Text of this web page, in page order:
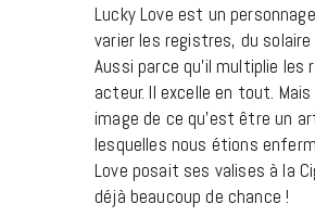
Lucky Love est un
varier les registres, du
Aussi parce qu’il multiplie
acteur. Il excelle en tout.
image de ce qu’est être un
lesquelles nous étions
Love posait ses valises à la
déjà beaucoup de chance !